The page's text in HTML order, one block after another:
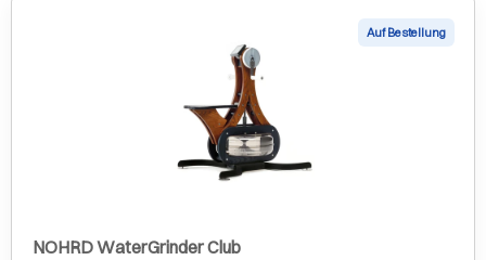
Auf Bestellung
NOHRD WaterGrinder Club